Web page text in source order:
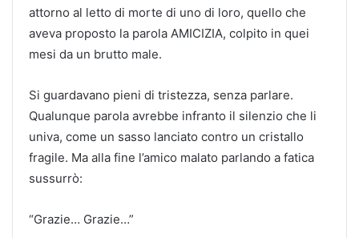
attorno al letto di morte di uno di loro, quello che
aveva proposto la parola AMICIZIA, colpito in quei
mesi da un brutto male.
Si guardavano pieni di tristezza, senza parlare.
Qualunque parola avrebbe infranto il silenzio che li
univa, come un sasso lanciato contro un cristallo
fragile. Ma alla fine l’amico malato parlando a fatica
sussurrò:
“Grazie… Grazie…”